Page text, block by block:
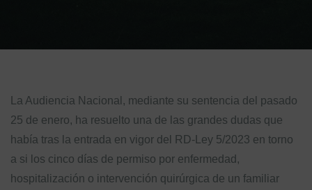
La Audiencia Nacional, mediante su sentencia del pasado
25 de enero, ha resuelto una de las grandes dudas que
había tras la entrada en vigor del RD-Ley 5/2023 en torno
a si los cinco días de permiso por enfermedad,
hospitalización o intervención quirúrgica de un familiar